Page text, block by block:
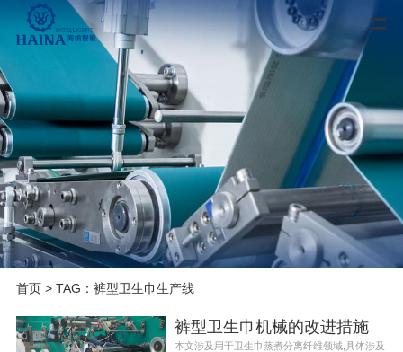
首页> TAG：裤型卫生巾生产线
裤型卫生巾机械的改进措施
本文涉及用于卫生巾蒸煮分离纤维领域,具体涉及